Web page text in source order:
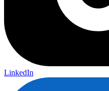
LinkedIn